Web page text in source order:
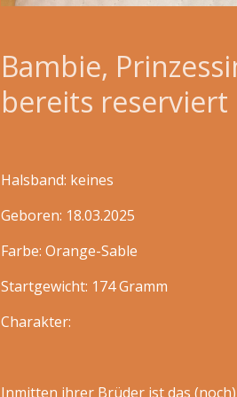
Bambie,
bereits reserviert
Halsband: keines
Geboren: 18.03.2025
Farbe: Orange-Sable
Startgewicht: 174 Gramm
Charakter:
Inmitten ihrer Brüder ist das (noch)